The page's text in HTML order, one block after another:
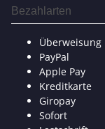
Bezahlarten
Überweisung
PayPal
Apple Pay
Kreditkarte
Giropay
Sofort